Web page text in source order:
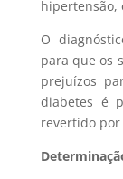
hipertensão,
O
para que os
prejuízos
diabetes é
revertido